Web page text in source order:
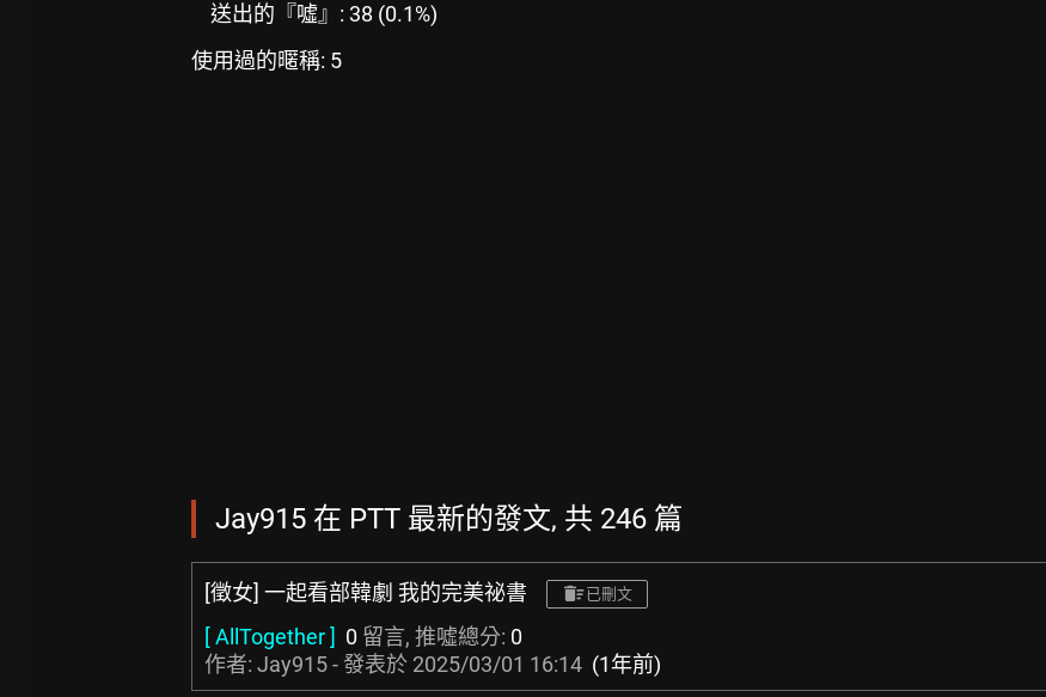
送出的『噓』: 38 (0.1%)
使用過的暱稱: 5
Jay915 在 PTT 最新的發文, 共 246 篇
[徵女] 一起看部韓劇 我的完美祕書 已刪文
[ AllTogether ] 0 留言, 推噓總分: 0
作者: Jay915 - 發表於 2025/03/01 16:14 (1年前)